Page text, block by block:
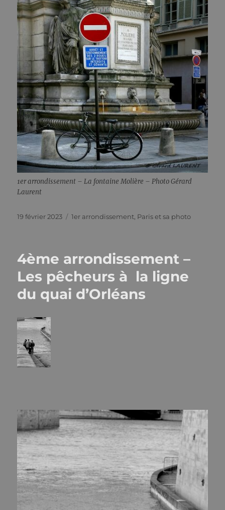
1er arrondissement – La fontaine Molière – Photo Gérard
Laurent
Publié
19 février 2023 Catégories
1er arrondissement Paris et sa photo
4ème arrondissement –
Les pêcheurs à la ligne
du quai d’Orléans